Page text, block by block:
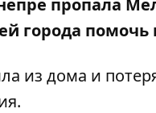
пропала
города помочь
из дома и